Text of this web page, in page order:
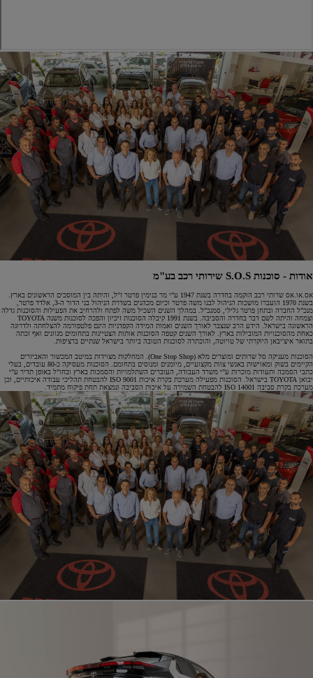
אודות - סוכנות S.O.S שירותי רכב בע"מ
אס.או.אס שרותי רכב הוקמה בחדרה בשנת 1947 ע"י מר בנימין פרטר ז"ל, והיתה בין המוסכים הראשונים בארץ.
בשנת 1970 הועברו מושכות הניהול לבנו משה פרטר וכיום מכהנים בשדרת הניהול בני הדור ה-3, אלדד פרטר,
מנכ"ל החברה ובתחן פרטר גלילי, סמנכ"ל. במהלך השנים השכיל משה לפתח ולהרחיב את הפעילות והסוכנות גדלה
וצמחה והיתה לשם דבר בחדרה והסביבה. בשנת 1991 קיבלה הסוכנות זיכיון והפכה לסוכנות משנה TOYOTA
הראשונה בישראל. הידע הרב שנצבר לאורך השנים ואמות המידה הקפדניות הינם פלטפורמה להצלחתה ולדרוגה
כאחת מהסוכנויות המובילות בארץ. לאורך השנים קטפה הסוכנות אותות הצטיינות בתחומים מגוונים ואף זכתה
בתואר איצ'יבאן היוקרתי של טויוטה, והוכתרה לסוכנות הטובה ביותר בישראל שנתיים ברציפות.
הסוכנות מעניקה סל שרותים ומוצרים מלא (One Stop Shop). המחלקות מצוידות במיטב המכשור והאביזרים
הקיימים בשוק ומאוישות באנשי צוות מקצועיים, מיומנים ומנוסים בתחומם. הסוכנות מעסיקה כ-80 עובדים, בעלי
כתבי הסמכה ותעודות מוכרות ע"י משרד העבודה, העוברים השתלמויות והסמכות בארץ ובחו"ל באופן תדיר ע"י
יבואן TOYOTA בישראל. הסוכנות מפעילה מערכת בקרת איכות ISO 9001 להבטחת תהליכי עבודה איכותיים, וכן
מערכת בקרת סביבה ISO 14001 להבטחת השמירה על איכות הסביבה ונמצאת תחת פיקוח מתמיד.